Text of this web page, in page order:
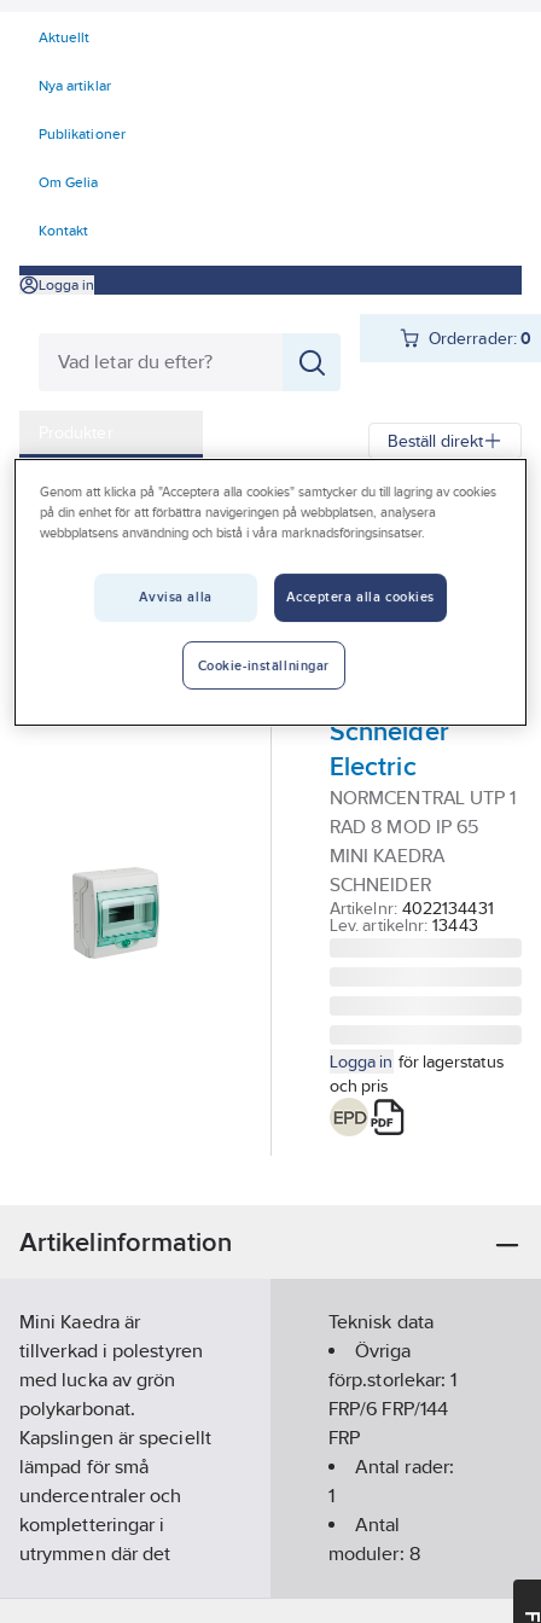
Aktuellt
Nya artiklar
Publikationer
Om Gelia
Kontakt
Logga in
Orderrader:0
Outlet
Beställ direkt
Gelia Produkter Gelia El
Centraler och säkringar
Normprodukter
Normkapslingar och tillbehör Normkapslingar
SCHNEIDER ELECTRIC
Normkapsling,
Mini Kaedra,
Schneider
Electric
NORMCENTRAL UTP 1
RAD 8 MOD IP 65
MINI KAEDRA
SCHNEIDER
Artikelnr: 4022134431
Lev. artikelnr: 13443
Logga in för lagerstatus
och pris
Artikelinformation
Mini Kaedra är
tillverkad i polestyren
med lucka av grön
polykarbonat.
Kapslingen är speciellt
lämpad för små
undercentraler och
kompletteringar i
utrymmen där det
Teknisk data
Övriga
förp.storlekar:1
FRP/6 FRP/144
FRP
Antal rader:
1
Antal
moduler: 8
Genom att klicka på "Acceptera alla cookies" samtycker du till lagring av cookies
på din enhet för att förbättra navigeringen på webbplatsen, analysera
webbplatsens användning och bistå i våra marknadsföringsinsatser.
Avvisa alla Acceptera alla cookies
Cookie-inställningar